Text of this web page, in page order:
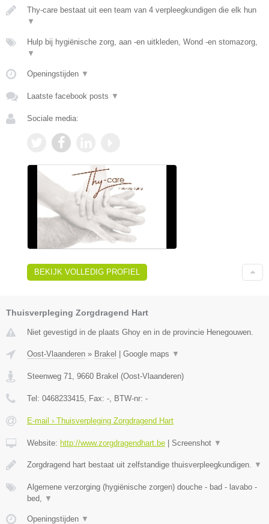
Thy-care bestaat uit een team van 4 verpleegkundigen die elk hun
▼
Hulp bij hygiënische zorg, aan -en uitkleden, Wond -en stomazorg,
▼
Openingstijden ▼
Laatste facebook posts ▼
Sociale media:
BEKIJK VOLLEDIG PROFIEL
Thuisverpleging Zorgdragend Hart
Niet gevestigd in de plaats Ghoy en in de provincie Henegouwen.
Oost-Vlaanderen » Brakel | Google maps ▼
Steenweg 71 9660 Brakel (Oost-Vlaanderen)
Tel: 0468233415 , Fax: - , BTW-nr: -
E-mail › Thuisverpleging Zorgdragend Hart
Website: http://www.zorgdragendhart.be | Screenshot ▼
Zorgdragend hart bestaat uit zelfstandige thuisverpleegkundigen. ▼
Algemene verzorging (hygiënische zorgen) douche - bad - lavabo -
bed,
▼
Openingstijden ▼